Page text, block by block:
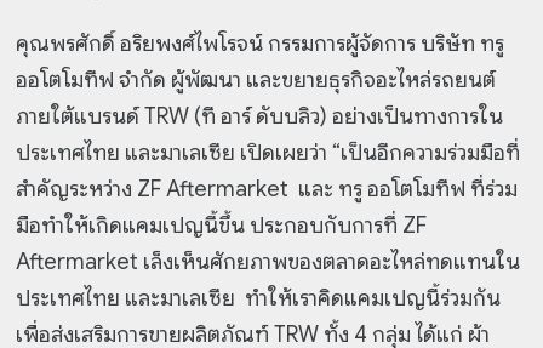
คุณพรศักดิ์ อริยพงศ์ไพโรจน์ กรรมการผู้จัดการ บริษัท ทรู
ออโตโมทีฟ จำกัด ผู้พัฒนา และขยายธุรกิจอะไหล่รถยนต์
ภายใต้แบรนด์ TRW (ที อาร์ ดับบลิว) อย่างเป็นทางการใน
ประเทศไทย และมาเลเซีย เปิดเผยว่า “เป็นอีกความร่วมมือที่
สำคัญระหว่าง ZF Aftermarket และ ทรู ออโตโมทีฟ ที่ร่วม
มือทำให้เกิดแคมเปญนี้ขึ้น ประกอบกับการที่ ZF
Aftermarket เล็งเห็นศักยภาพของตลาดอะไหล่ทดแทนใน
ประเทศไทย และมาเลเซีย ทำให้เราคิดแคมเปญนี้ร่วมกัน
เพื่อส่งเสริมการขายผลิตภัณฑ์ TRW ทั้ง 4 กลุ่ม ได้แก่ ผ้า